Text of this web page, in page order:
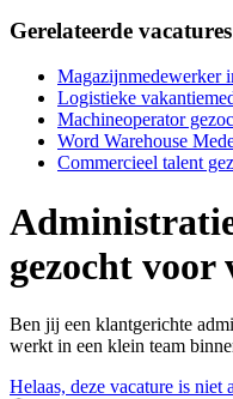
Gerelateerde vacatures
Magazijnmedewerker
Logistieke
Machineoperator
Word Warehouse
Commercieel talent
gezocht
Ben jij een klantgerichte
werkt in een klein team
Helaas, deze vacature is niet